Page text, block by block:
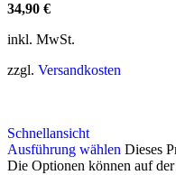
34,90 €
inkl. MwSt.
zzgl. Versandkosten
Schnellansicht
Ausführung wählen Dieses
Die Optionen können auf